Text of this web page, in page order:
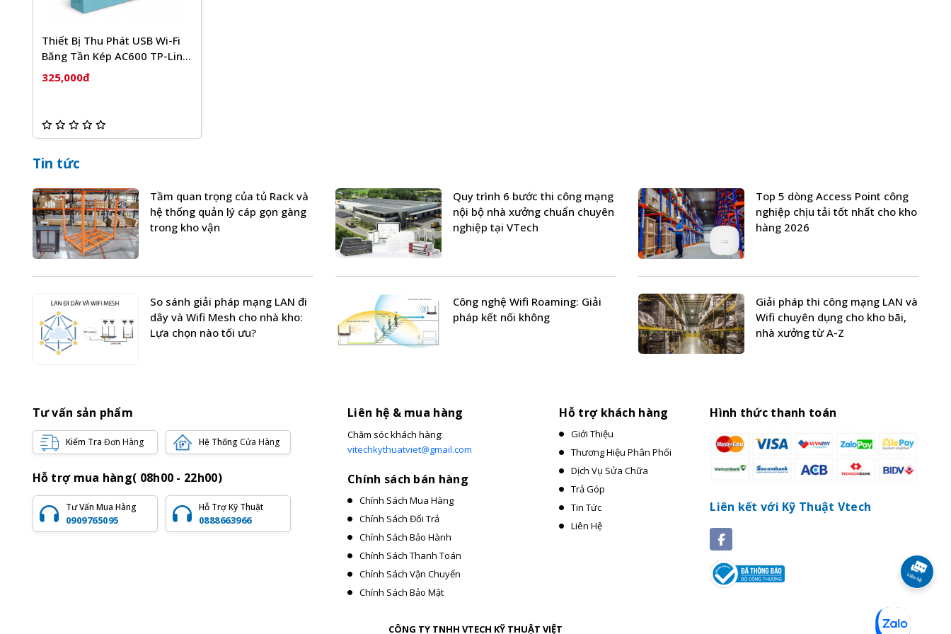
Thiết Bị Thu Phát USB Wi-Fi
Băng Tần Kép AC600 TP-Link
Archer T2U
325,000đ
Tin tức
Tầm quan trọng của tủ Rack và
hệ thống quản lý cáp gọn gàng
trong kho vận
Quy trình 6 bước thi công mạng
nội bộ nhà xưởng chuẩn chuyên
nghiệp tại VTech
Top 5 dòng Access Point công
nghiệp chịu tải tốt nhất cho kho
hàng 2026
So sánh giải pháp mạng LAN đi
dây và Wifi Mesh cho nhà kho:
Lựa chọn nào tối ưu?
Công nghệ Wifi Roaming: Giải
pháp kết nối không
Giải pháp thi công mạng LAN và
Wifi chuyên dụng cho kho bãi,
nhà xưởng từ A-Z
Tư vấn sản phẩm
Kiểm Tra Đơn Hàng Hệ Thống Cửa Hàng
Hỗ trợ mua hàng( 08h00 - 22h00)
Tư Vấn Mua Hàng
0909765095
Hỗ Trợ Kỹ Thuật
0888663966
Liên hệ & mua hàng
Chăm sóc khách hàng:
vitechkythuatviet@gmail.com
Chính sách bán hàng
Chính Sách Mua Hàng
Chính Sách Đổi Trả
Chính Sách Bảo Hành
Chính Sách Thanh Toán
Chính Sách Vận Chuyển
Chính Sách Bảo Mật
Hỗ trợ khách hàng
Giới Thiệu
Thương Hiệu Phân Phối
Dịch Vụ Sửa Chữa
Trả Góp
Tin Tức
Liên Hệ
Hình thức thanh toán
Liên kết với Kỹ Thuật Vtech
CÔNG TY TNHH VTECH KỸ THUẬT VIỆT